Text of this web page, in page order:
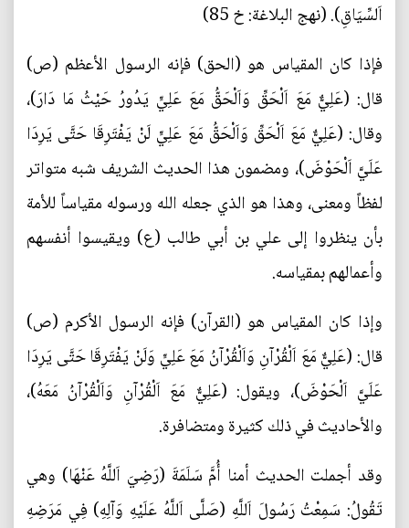
اَلسِّيَاقِ). (نهج البلاغة: خ 85)
فإذا كان المقياس هو (الحق) فإنه الرسول الأعظم (ص)
قال: (عَلِيٌّ مَعَ اَلْحَقِّ وَاَلْحَقُّ مَعَ عَلِيٍّ يَدُورُ حَيْثُ مَا دَارَ)،
وقال: (عَلِيٌّ مَعَ اَلْحَقِّ وَاَلْحَقُّ مَعَ عَلِيٍّ لَنْ يَفْتَرِقَا حَتَّى يَرِدَا
عَلَيَّ اَلْحَوْضَ)، ومضمون هذا الحديث الشريف شبه متواتر
لفظاً ومعنى، وهذا هو الذي جعله الله ورسوله مقياساً للأمة
بأن ينظروا إلى علي بن أبي طالب (ع) ويقيسوا أنفسهم
وأعمالهم بمقياسه.
وإذا كان المقياس هو (القرآن) فإنه الرسول الأكرم (ص)
قال: (عَلِيٌّ مَعَ اَلْقُرْآنِ وَاَلْقُرْآنُ مَعَ عَلِيٍّ وَلَنْ يَفْتَرِقَا حَتَّى يَرِدَا
عَلَيَّ اَلْحَوْضَ)، ويقول: (عَلِيٌّ مَعَ اَلْقُرْآنِ وَاَلْقُرْآنُ مَعَهُ)،
والأحاديث في ذلك كثيرة ومتضافرة.
وقد أجملت الحديث أمنا أُمَّ سَلَمَةَ (رَضِيَ اَللَّهُ عَنْهَا) وهي
تَقُولُ: سَمِعْتُ رَسُولَ اَللَّهِ (صَلَّى اَللَّهُ عَلَيْهِ وَآلِهِ) فِي مَرَضِهِ